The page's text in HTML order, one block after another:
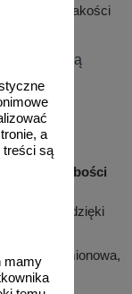
a
treści są
mamy
obniżenie jakości
powodują
blasze o grubości
, dzięki
znamionowa,